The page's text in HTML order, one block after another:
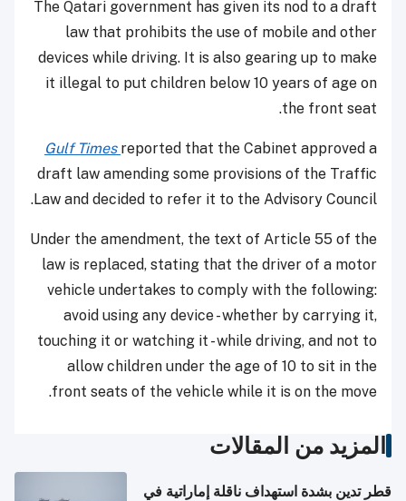
The Qatari government has given its nod to a draft
law that prohibits the use of mobile and other
devices while driving. It is also gearing up to make
it illegal to put children below 10 years of age on
the front seat.
Gulf Times reported that the Cabinet approved a
draft law amending some provisions of the Traffic
Law and decided to refer it to the Advisory Council.
Under the amendment, the text of Article 55 of the
law is replaced, stating that the driver of a motor
vehicle undertakes to comply with the following:
avoid using any device - whether by carrying it,
touching it or watching it - while driving, and not to
allow children under the age of 10 to sit in the
front seats of the vehicle while it is on the move.
المزيد من المقالات
قطر تدين بشدة استهداف ناقلة إماراتية في